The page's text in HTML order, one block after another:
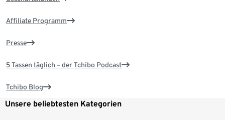
Affiliate Programm
Presse
5 Tassen täglich – der Tchibo Podcast
Tchibo Blog
Unsere beliebtesten Kategorien